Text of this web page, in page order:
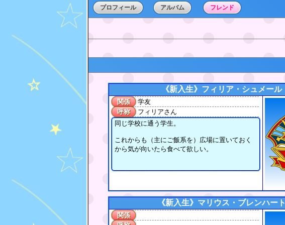
プロフィール アルバム フレンド
《新入生》 フィリア・シュメール
関係
学友
呼称
フィリアさん
同じ学校に通う学生。
これからも（主にご飯系を）広場に置いておく
から気が向いたら食べて欲しい。
《新入生》 マリウス・ブレンハート
関係